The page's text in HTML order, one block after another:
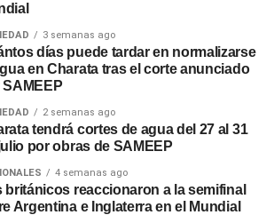
3 semanas ago
días puede tardar en normalizarse
en Charata tras el corte anunciado
SAMEEP
2 semanas ago
tendrá cortes de agua del 27 al 31
por obras de SAMEEP
4 semanas ago
británicos reaccionaron a la semifinal
Argentina e Inglaterra en el Mundial